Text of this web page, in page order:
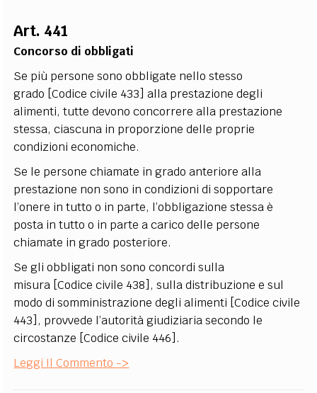
Art. 441
Concorso di obbligati
Se più persone sono obbligate nello stesso
grado [Codice civile 433] alla prestazione degli
alimenti, tutte devono concorrere alla prestazione
stessa, ciascuna in proporzione delle proprie
condizioni economiche.
Se le persone chiamate in grado anteriore alla
prestazione non sono in condizioni di sopportare
l’onere in tutto o in parte, l’obbligazione stessa è
posta in tutto o in parte a carico delle persone
chiamate in grado posteriore.
Se gli obbligati non sono concordi sulla
misura [Codice civile 438], sulla distribuzione e sul
modo di somministrazione degli alimenti [Codice civile
443], provvede l’autorità giudiziaria secondo le
circostanze [Codice civile 446].
Leggi Il Commento ->